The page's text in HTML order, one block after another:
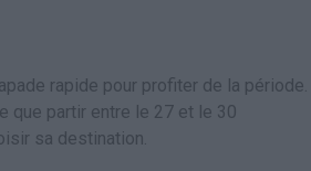
rapide pour profiter de la période.
que partir entre le 27 et le 30
sa destination.